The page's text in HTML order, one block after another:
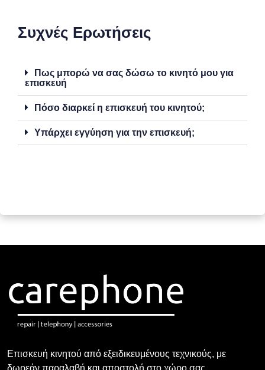
Συχνές Ερωτήσεις
Πως μπορώ να σας δώσω το κινητό μου για
επισκευή
Πόσο διαρκεί η επισκευή του κινητού;
Υπάρχει εγγύηση για την επισκευή;
Επισκευή κινητού από εξειδικευμένους τεχνικούς, με